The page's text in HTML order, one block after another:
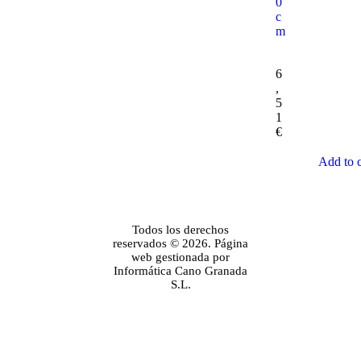
c
m
6
,
5
1
€
Add to
Todos los derechos
reservados © 2026. Página
web gestionada por
Informática Cano Granada
S.L.